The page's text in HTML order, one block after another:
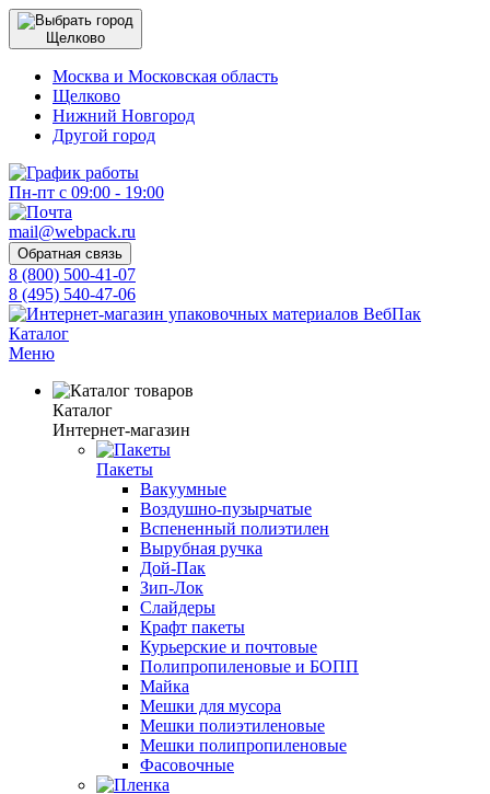
Щелково
Москва и Московская область
Щелково
Нижний Новгород
Другой город
Пн-пт с 09:00 - 19:00
mail@webpack.ru
Обратная связь
8 (800) 500-41-07
8 (495) 540-47-06
Каталог
Меню
Каталог
Интернет-магазин
Пакеты
Вакуумные
Воздушно-пузырчатые
Вспененный полиэтилен
Вырубная ручка
Дой-Пак
Зип-Лок
Слайдеры
Крафт пакеты
Курьерские и почтовые
Полипропиленовые и БОПП
Майка
Мешки для мусора
Мешки полиэтиленовые
Мешки полипропиленовые
Фасовочные